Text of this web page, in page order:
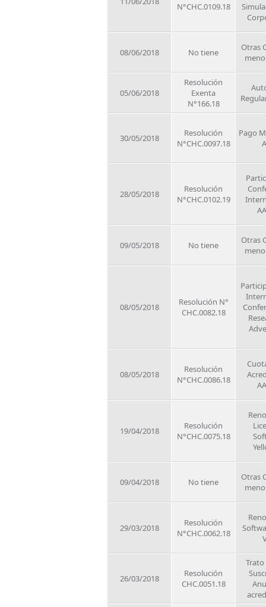
N°CHC.0109.18
08/06/2018 No tiene
Otras
05/06/2018
Resolución
Exenta
N°166.18
30/05/2018
Resolución
N°CHC.0097.18
Pago
28/05/2018
Resolución
N°CHC.0102.19
09/05/2018 No tiene
Otras
08/05/2018
Resolución N°
CHC.0082.18
08/05/2018
Resolución
N°CHC.0086.18
19/04/2018
Resolución
N°CHC.0075.18
09/04/2018 No tiene
Otras
29/03/2018
Resolución
N°CHC.0062.18
26/03/2018
Resolución
CHC.0051.18